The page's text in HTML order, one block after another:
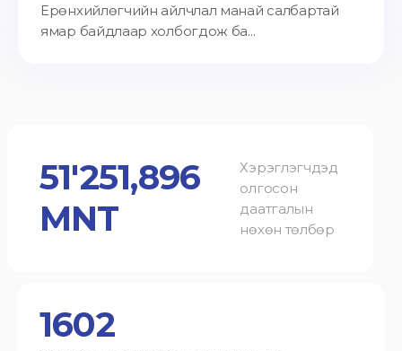
Ерөнхийлөгчийн айлчлал манай салбартай
ямар байдлаар холбогдож ба...
51'251,896
MNT
Хэрэглэгчдэд
олгосон
даатгалын
нөхөн төлбөр
1602